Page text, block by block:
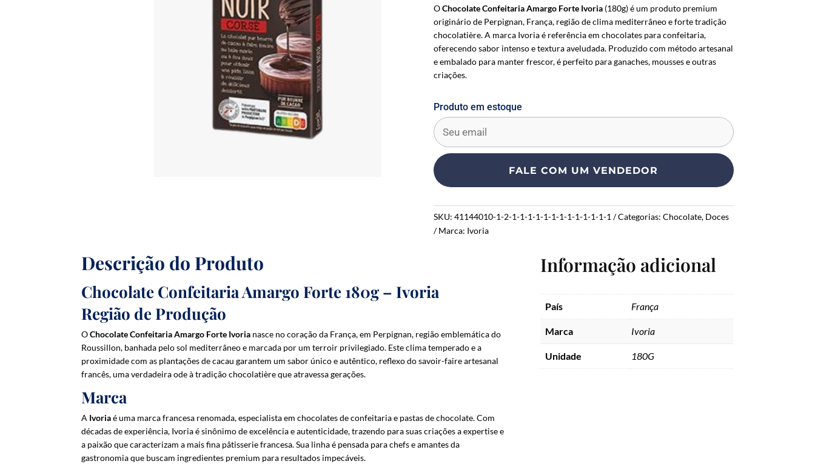
OChocolate Confeitaria Amargo Forte Ivoria(180g) é um produto premium
originário de Perpignan, França, região de clima mediterrâneo e forte tradição
chocolatière. A marca Ivoria é referência em chocolates para confeitaria,
oferecendo sabor intenso e textura aveludada. Produzido com método artesanal
e embalado para manter frescor, é perfeito para ganaches, mousses e outras
criações.
Produto em estoque
E
n
e
r
o
u
r
i
l
d
r
o
FALE COM UM VENDEDOR
SKU: 41144010-1-2-1-1-1-1-1-1-1-1-1-1-1-1-1 Categorias: Chocolate, Doces
Marca: Ivoria
Descrição do Produto
Chocolate Confeitaria Amargo Forte 180g– Ivoria
Região de Produção
OChocolate Confeitaria Amargo Forte Ivoria nasce no coração da França, em Perpignan, região emblemática do
Roussillon, banhada pelo sol mediterrâneo e marcada por um terroir privilegiado. Este clima temperado e a
proximidade com as plantações de cacau garantem um sabor único e autêntico, reflexo do savoir-faire artesanal
francês, uma verdadeira ode à tradição chocolatière que atravessa gerações.
Marca
A Ivoriaé uma marca francesa renomada, especialista em chocolates de confeitaria e pastas de chocolate. Com
décadas de experiência, Ivoria é sinônimo de excelência e autenticidade, trazendo para suas criações a expertise e
a paixão que caracterizam a mais fina pâtisserie francesa. Sua linha é pensada para chefs e amantes da
gastronomia que buscam ingredientes premium para resultados impecáveis.
Informação adicional
País França
Marca Ivoria
Unidade 180G